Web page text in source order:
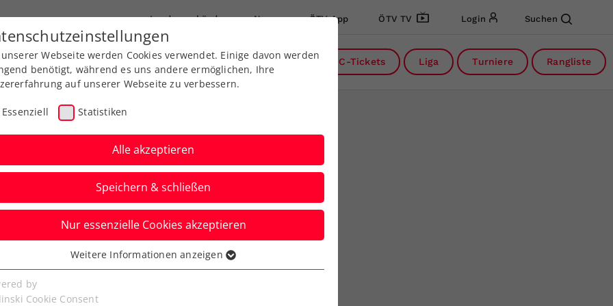
Landesverbände News ÖTV App ÖTV TV Login Suchen
Ausbildung Services Über uns DC-Tickets Liga Turniere Rangliste
Cup Österreich –
erhältlich
Webseite werden Cookies verwendet. Einige davon werden
benötigt, während es uns andere ermöglichen, Ihre
auf unserer Webseite zu verbessern.
Essenziell Statistiken
Alle akzeptieren
Speichern & schließen
Nur essenzielle Cookies akzeptieren
Cookies werden für grundlegende Funktionen der
benötigt. Dadurch ist gewährleistet, dass die Webseite
Weitere Informationen anzeigen
by
Cookie Consent